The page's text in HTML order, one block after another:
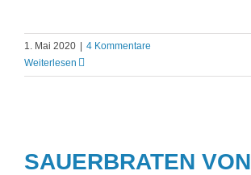
1. Mai 2020
4 Kommentare
Weiterlesen
SAUERBRATEN VON